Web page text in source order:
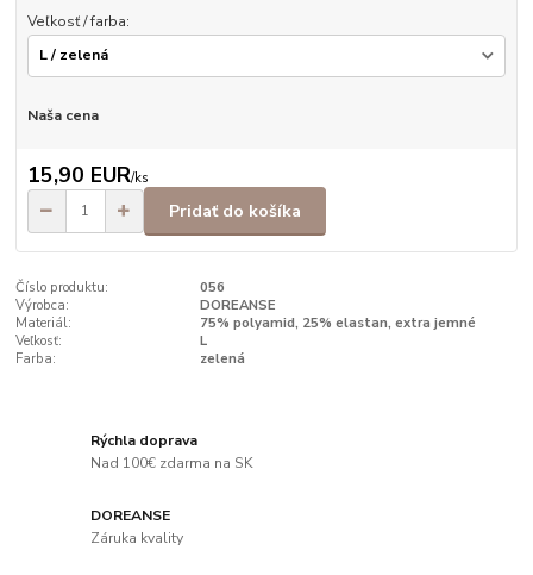
Veľkosť / farba:
Naša cena
15,90 EUR/ks
Pridať do košíka
Číslo produktu:
056
Výrobca:
DOREANSE
Materiál:
75% polyamid, 25% elastan, extra jemné
Veľkosť:
L
Farba:
zelená
Rýchla doprava
Nad 100€ zdarma na SK
DOREANSE
Záruka kvality